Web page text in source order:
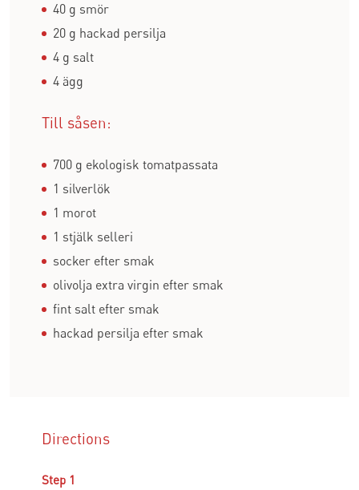
40 g smör
20 g hackad persilja
4 g salt
4 ägg
Till såsen:
700 g ekologisk tomatpassata
1 silverlök
1 morot
1 stjälk selleri
socker efter smak
olivolja extra virgin efter smak
fint salt efter smak
hackad persilja efter smak
Directions
Step 1